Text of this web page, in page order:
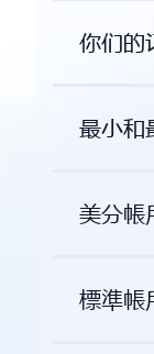
你们的
最小和
美分帳
標準帳